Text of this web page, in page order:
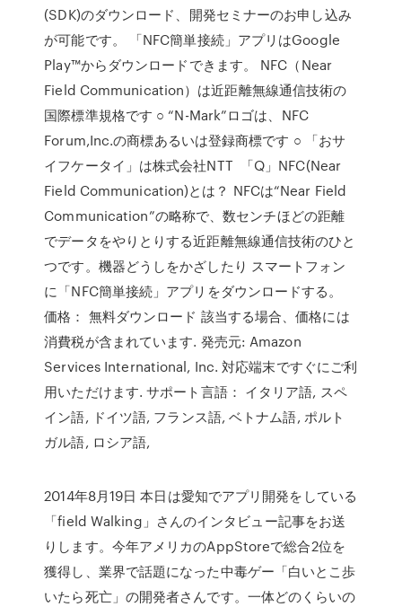
(SDK)のダウンロード、開発セミナーのお申し込み
が可能です。 「NFC簡単接続」アプリはGoogle
Play™からダウンロードできます。 NFC（Near
Field Communication）は近距離無線通信技術の
国際標準規格です ○ “N-Mark”ロゴは、NFC
Forum,Inc.の商標あるいは登録商標です ○ 「おサ
イフケータイ」は株式会社NTT 「Q」NFC(Near
Field Communication)とは？ NFCは“Near Field
Communication”の略称で、数センチほどの距離
でデータをやりとりする近距離無線通信技術のひと
つです。機器どうしをかざしたり スマートフォン
に「NFC簡単接続」アプリをダウンロードする。
価格： 無料ダウンロード 該当する場合、価格には
消費税が含まれています. 発売元: Amazon
Services International, Inc. 対応端末ですぐにご利
用いただけます. サポート言語： イタリア語, スペ
イン語, ドイツ語, フランス語, ベトナム語, ポルト
ガル語, ロシア語,
2014年8月19日 本日は愛知でアプリ開発をしている
「field Walking」さんのインタビュー記事をお送
りします。今年アメリカのAppStoreで総合2位を
獲得し、業界で話題になった中毒ゲー「白いとこ歩
いたら死亡」の開発者さんです。一体どのくらいの